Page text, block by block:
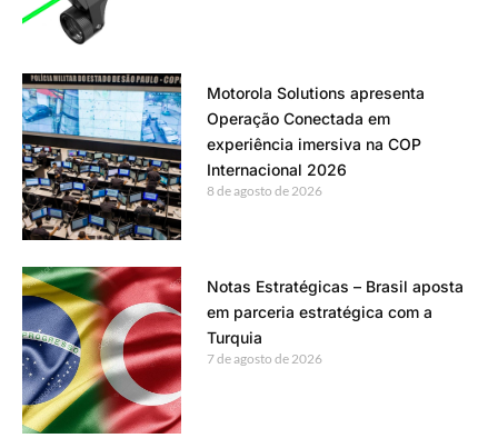
Motorola Solutions apresenta
Operação Conectada em
experiência imersiva na COP
Internacional 2026
8 de agosto de 2026
Notas Estratégicas – Brasil aposta
em parceria estratégica com a
Turquia
7 de agosto de 2026